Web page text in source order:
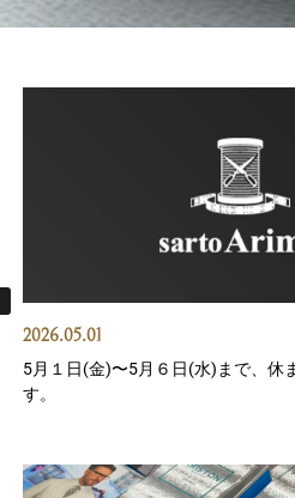
2026.05.01
5月１日(金)〜5月６日(水)まで、休
す。